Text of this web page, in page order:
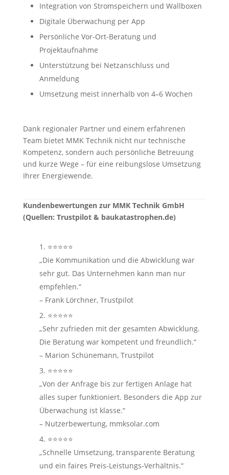
Integration von Stromspeichern und Wallboxen
Digitale Überwachung per App
Persönliche Vor-Ort-Beratung und
Projektaufnahme
Unterstützung bei Netzanschluss und
Anmeldung
Umsetzung meist innerhalb von 4–6 Wochen
Dank regionaler Partner und einem erfahrenen
Team bietet MMK Technik nicht nur technische
Kompetenz, sondern auch persönliche Betreuung
und kurze Wege – für eine reibungslose Umsetzung
Ihrer Energiewende.
Kundenbewertungen zur MMK Technik GmbH
(Quellen: Trustpilot & baukatastrophen.de)
⭐⭐⭐⭐⭐
„Die Kommunikation und die Abwicklung war
sehr gut. Das Unternehmen kann man nur
empfehlen.“
– Frank Lörchner, Trustpilot
⭐⭐⭐⭐⭐
„Sehr zufrieden mit der gesamten Abwicklung.
Die Beratung war kompetent und freundlich.“
– Marion Schünemann, Trustpilot
⭐⭐⭐⭐⭐
„Von der Anfrage bis zur fertigen Anlage hat
alles super funktioniert. Besonders die App zur
Überwachung ist klasse.“
– Nutzerbewertung, mmksolar.com
⭐⭐⭐⭐⭐
„Schnelle Umsetzung, transparente Beratung
und ein faires Preis-Leistungs-Verhältnis.“